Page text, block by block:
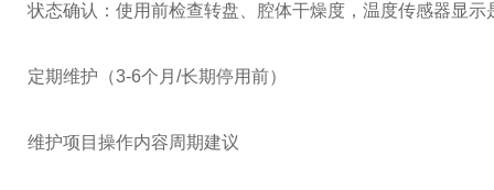
状态确认：使用前检查转盘、腔体干燥度，温度传感器显示
定期维护（3-6个月/长期停用前）
维护项目 操作内容周期建议